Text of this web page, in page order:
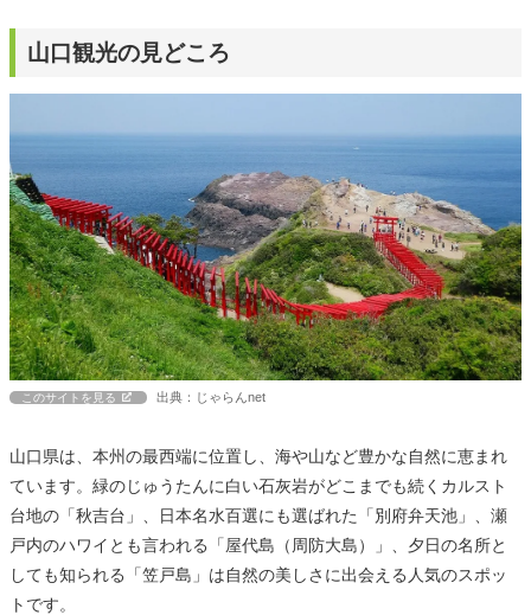
山口観光の見どころ
このサイトを見る 出典：じゃらんnet
山口県は、本州の最西端に位置し、海や山など豊かな自然に恵まれ
ています。緑のじゅうたんに白い石灰岩がどこまでも続くカルスト
台地の「秋吉台」、日本名水百選にも選ばれた「別府弁天池」、瀬
戸内のハワイとも言われる「屋代島（周防大島）」、夕日の名所と
しても知られる「笠戸島」は自然の美しさに出会える人気のスポッ
トです。